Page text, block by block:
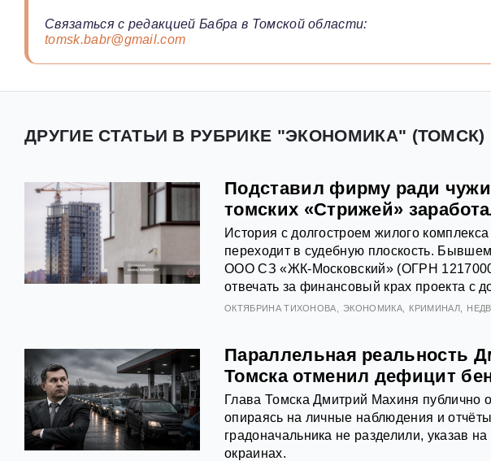
Связаться с редакцией Бабра в Томской области:
tomsk.babr@gmail.com
ДРУГИЕ СТАТЬИ В РУБРИКЕ "ЭКОНОМИКА" (ТОМСК)
Подставил фирму ради
томских «Стрижей»
История с долгостроем жилого
переходит в судебную плоскость.
ООО СЗ «ЖК-Московский» (ОГРН
отвечать за финансовый крах проекта с
ОКТЯБРИНА ТИХОНОВА ЭКОНОМИКА КРИМИНАЛ
Параллельная реальность
Томска отменил дефицит
Глава Томска Дмитрий Махиня публично
опираясь на личные наблюдения и
градоначальника не разделили, указав
окраинах.